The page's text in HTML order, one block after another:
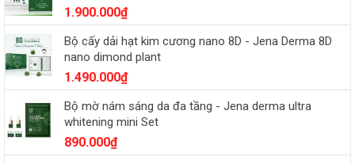
1.900.000₫
Bộ cấy dải hạt kim cương nano 8D - Jena Derma 8D
nano dimond plant
1.490.000₫
Bộ mờ nám sáng da đa tầng - Jena derma ultra
whitening mini Set
890.000₫